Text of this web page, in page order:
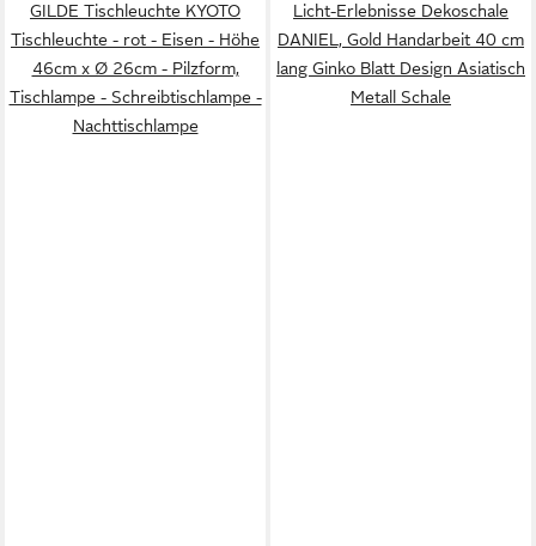
GILDE Tischleuchte KYOTO
Tischleuchte - rot - Eisen - Höhe
46cm x Ø 26cm - Pilzform,
Tischlampe - Schreibtischlampe -
Nachttischlampe
Licht-Erlebnisse Dekoschale
DANIEL, Gold Handarbeit 40 cm
lang Ginko Blatt Design Asiatisch
Metall Schale